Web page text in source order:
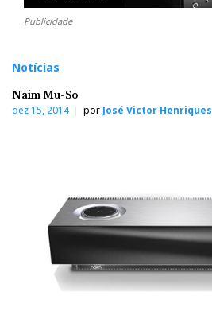
Publicidade
Notícias
Naim Mu-So
dez 15, 2014 por José Victor Henriques